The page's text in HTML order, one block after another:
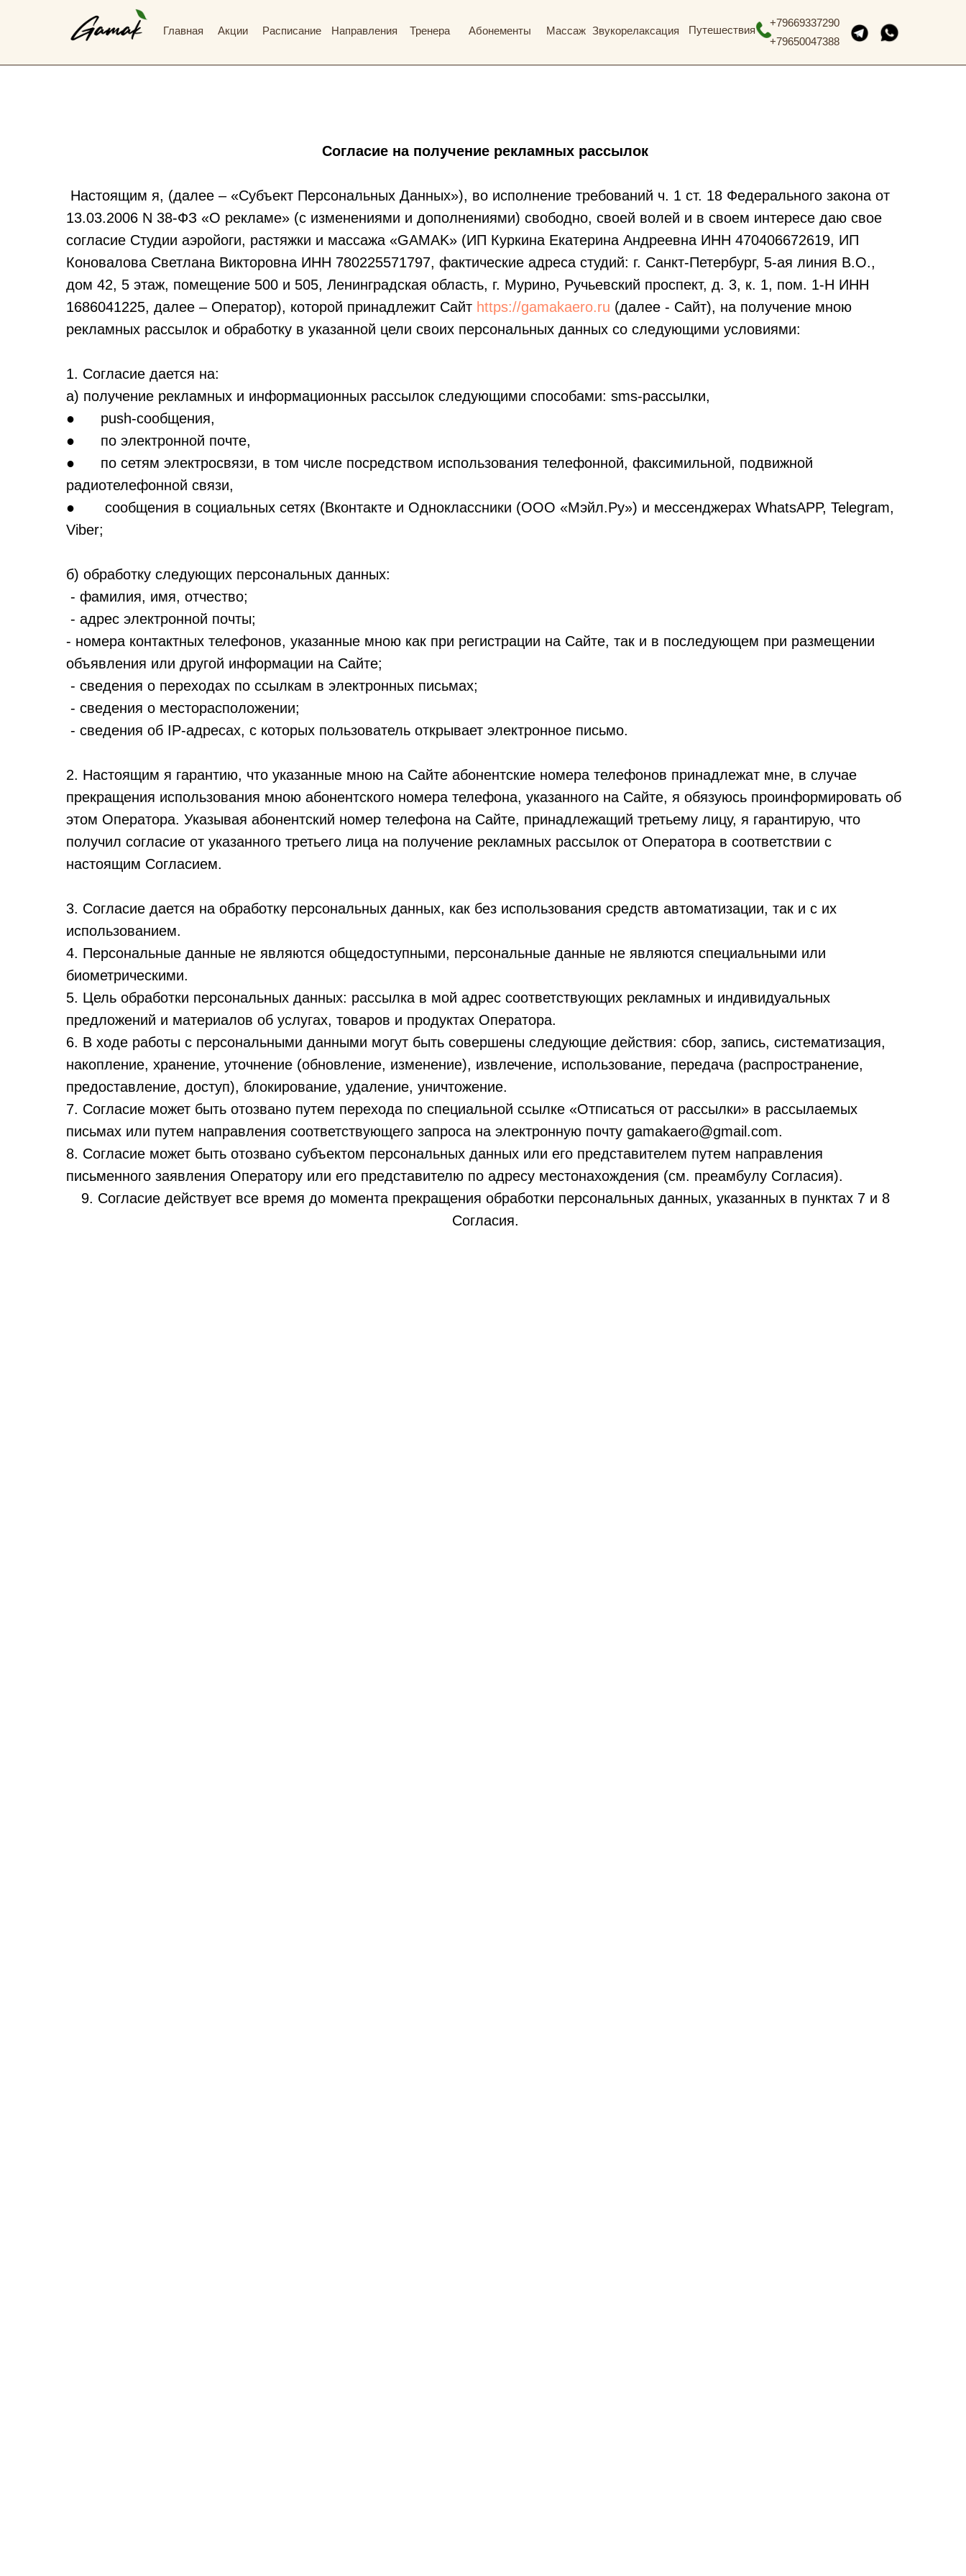
Акции Расписание Направления Тренера Абонементы Путешествия
Массаж
+79669337290
+79650047388
Главная Звукорелаксация
Согласие на получение рекламных рассылок
Настоящим я, (далее – «Субъект Персональных Данных»), во исполнение требований ч. 1 ст. 18 Федерального закона от
13.03.2006 N 38-ФЗ «О рекламе» (с изменениями и дополнениями) свободно, своей волей и в своем интересе даю свое
согласие Студии аэройоги, растяжки и массажа «GAMAK» (ИП Куркина Екатерина Андреевна ИНН 470406672619, ИП
Коновалова Светлана Викторовна ИНН 780225571797, фактические адреса студий: г. Санкт-Петербург, 5-ая линия В.О.,
дом 42, 5 этаж, помещение 500 и 505, Ленинградская область, г. Мурино, Ручьевский проспект, д. 3, к. 1, пом. 1-Н ИНН
1686041225, далее – Оператор), которой принадлежит Сайт https://gamakaero.ru (далее - Сайт), на получение мною
рекламных рассылок и обработку в указанной цели своих персональных данных со следующими условиями:
1. Согласие дается на:
а) получение рекламных и информационных рассылок следующими способами: sms-рассылки,
● push-сообщения,
● по электронной почте,
● по сетям электросвязи, в том числе посредством использования телефонной, факсимильной, подвижной
радиотелефонной связи,
● сообщения в социальных сетях (Вконтакте и Одноклассники (ООО «Мэйл.Ру») и мессенджерах WhatsAPP, Telegram,
Viber;
б) обработку следующих персональных данных:
- фамилия, имя, отчество;
- адрес электронной почты;
- номера контактных телефонов, указанные мною как при регистрации на Сайте, так и в последующем при размещении
объявления или другой информации на Сайте;
- сведения о переходах по ссылкам в электронных письмах;
- сведения о месторасположении;
- сведения об IP-адресах, с которых пользователь открывает электронное письмо.
2. Настоящим я гарантию, что указанные мною на Сайте абонентские номера телефонов принадлежат мне, в случае
прекращения использования мною абонентского номера телефона, указанного на Сайте, я обязуюсь проинформировать об
этом Оператора. Указывая абонентский номер телефона на Сайте, принадлежащий третьему лицу, я гарантирую, что
получил согласие от указанного третьего лица на получение рекламных рассылок от Оператора в соответствии с
настоящим Согласием.
3. Согласие дается на обработку персональных данных, как без использования средств автоматизации, так и с их
использованием.
4. Персональные данные не являются общедоступными, персональные данные не являются специальными или
биометрическими.
5. Цель обработки персональных данных: рассылка в мой адрес соответствующих рекламных и индивидуальных
предложений и материалов об услугах, товаров и продуктах Оператора.
6. В ходе работы с персональными данными могут быть совершены следующие действия: сбор, запись, систематизация,
накопление, хранение, уточнение (обновление, изменение), извлечение, использование, передача (распространение,
предоставление, доступ), блокирование, удаление, уничтожение.
7. Согласие может быть отозвано путем перехода по специальной ссылке «Отписаться от рассылки» в рассылаемых
письмах или путем направления соответствующего запроса на электронную почту gamakaero@gmail.com.
8. Согласие может быть отозвано субъектом персональных данных или его представителем путем направления
письменного заявления Оператору или его представителю по адресу местонахождения (см. преамбулу Согласия).
9. Согласие действует все время до момента прекращения обработки персональных данных, указанных в пунктах 7 и 8
Согласия.